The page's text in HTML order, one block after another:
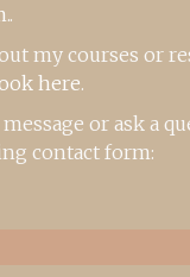
..
my courses or
here.
or ask a
contact form: